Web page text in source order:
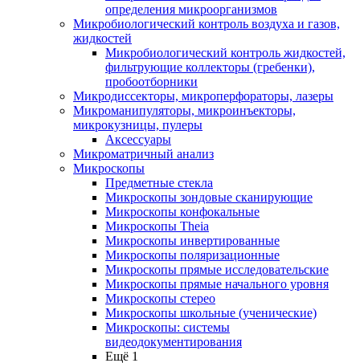
определения микроорганизмов
Микробиологический контроль воздуха и газов,
жидкостей
Микробиологический контроль жидкостей,
фильтрующие коллекторы (гребенки),
пробоотборники
Микродиссекторы, микроперфораторы, лазеры
Микроманипуляторы, микроинъекторы,
микрокузницы, пулеры
Аксессуары
Микроматричный анализ
Микроскопы
Предметные стекла
Микроскопы зондовые сканирующие
Микроскопы конфокальные
Микроскопы Theia
Микроскопы инвертированные
Микроскопы поляризационные
Микроскопы прямые исследовательские
Микроскопы прямые начального уровня
Микроскопы стерео
Микроскопы школьные (ученические)
Микроскопы: системы
видеодокументирования
Ещё 1